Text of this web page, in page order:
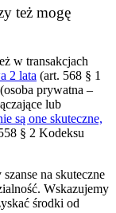
też mogę
w transakcjach
2 lata (art. 568 § 1
prywatna –
lub
są one skuteczne,
§ 2 Kodeksu
na skuteczne
Wskazujemy
środki od